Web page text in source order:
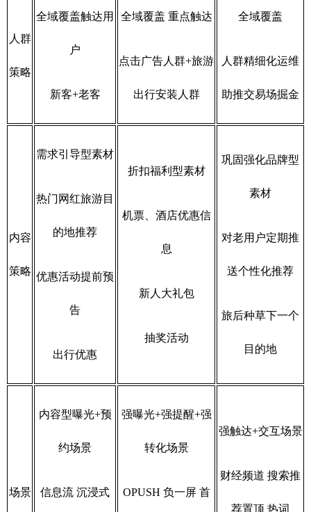
人群
策略
全域覆盖触达用
户
新客+老客
全域覆盖 重点触达
点击广告人群+旅游
出行安装人群
全域覆盖
人群精细化运维
助推交易场掘金
内容
策略
需求引导型素材
热门网红旅游目
的地推荐
优惠活动提前预
告
出行优惠
折扣福利型素材
机票、酒店优惠信
息
新人大礼包
抽奖活动
巩固强化品牌型
素材
对老用户定期推
送个性化推荐
旅后种草下一个
目的地
场景
内容型曝光+预
约场景
信息流 沉浸式
强曝光+强提醒+强
转化场景
OPUSH 负一屏 首
强触达+交互场景
财经频道 搜索推
荐置顶 热词